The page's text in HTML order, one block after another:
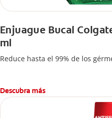
Enjuague Bucal
ml
Reduce hasta el 99% de los
Descubra más